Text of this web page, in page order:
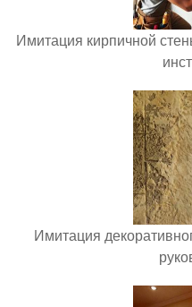
Имитация кирпичной
Имитация